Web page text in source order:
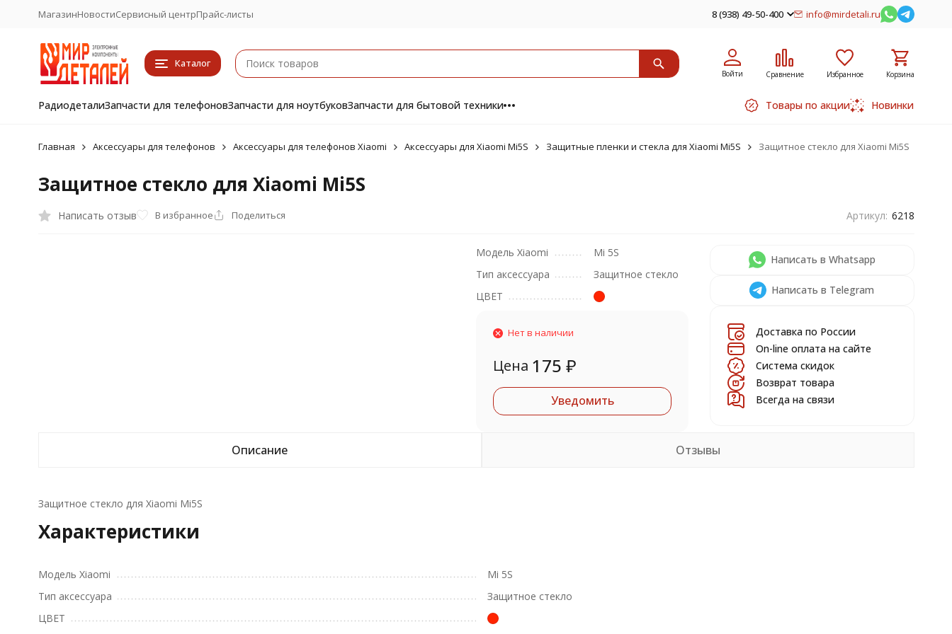
МагазинНовостиСервисный центрПрайс-листы 8 (938) 49-50-400 info@mirdetali.ru
Каталог
Войти Сравнение Избранное Корзина
РадиодеталиЗапчасти для телефоновЗапчасти для ноутбуковЗапчасти для бытовой техники Товары по акции Новинки
Главная Аксессуары для телефонов Аксессуары для телефонов Xiaomi Аксессуары для Xiaomi Mi5S Защитные пленки и стекла для Xiaomi Mi5S Защитное стекло для Xiaomi Mi5S
Защитное стекло для Xiaomi Mi5S
Написать отзыв В избранное Поделиться Артикул: 6218
Модель Xiaomi
Mi 5S
Тип аксессуара
Защитное стекло
ЦВЕТ
Нет в наличии
Цена 175 ₽
Уведомить
Написать в Whatsapp
Написать в Telegram
Доставка по России
On-line оплата на сайте
Система скидок
Возврат товара
Всегда на связи
Описание Отзывы
Защитное стекло для Xiaomi Mi5S
Характеристики
Модель Xiaomi
Mi 5S
Тип аксессуара
Защитное стекло
ЦВЕТ